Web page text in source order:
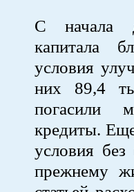
С начала
капитала
условия
них 89,4
погасили
кредиты.
условия
прежнему